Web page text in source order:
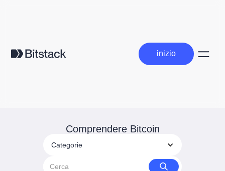
inizio
inizio
Comprendere Bitcoin
Categorie